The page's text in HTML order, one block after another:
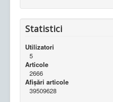
Statistici
Utilizatori
5
Articole
2666
Afișări articole
39509628